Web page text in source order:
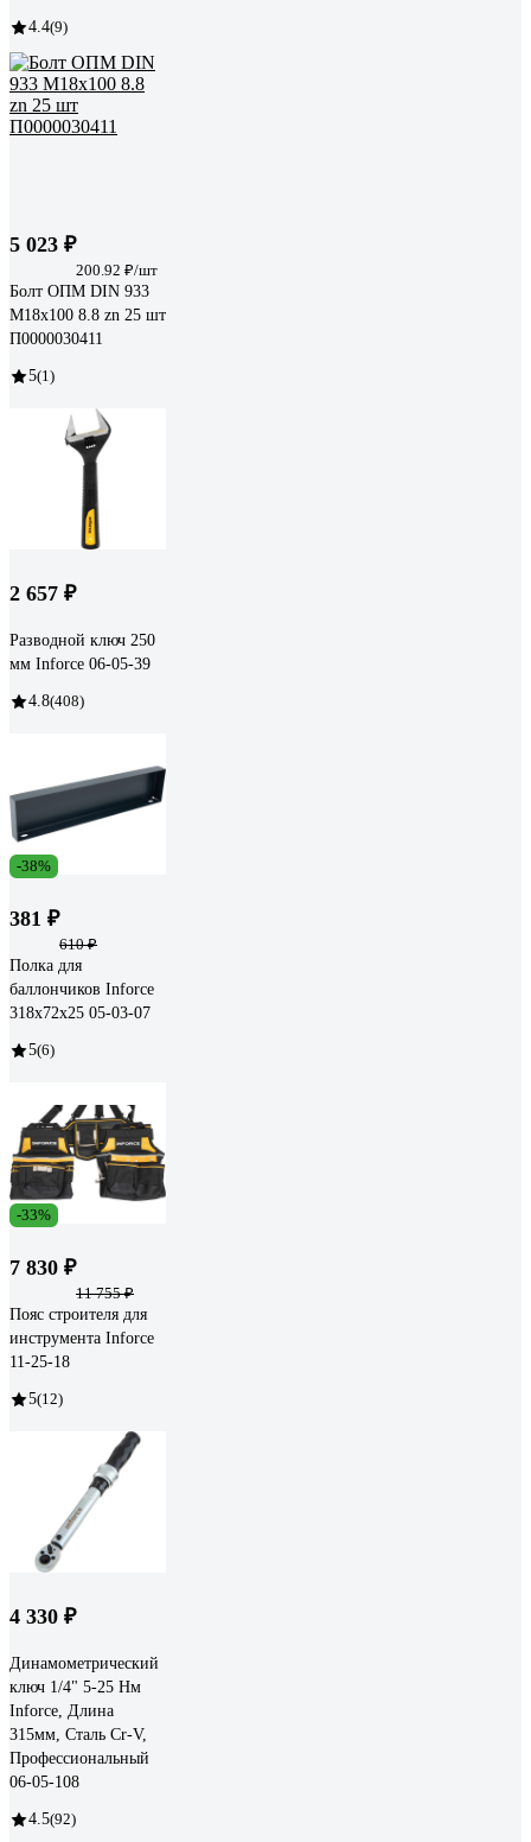
4.4(9)
5 023 ₽
200.92 ₽/шт
Болт ОПМ DIN 933
М18x100 8.8 zn 25 шт
П0000030411
5(1)
2 657 ₽
Разводной ключ 250
мм Inforce 06-05-39
4.8(408)
-38%
381 ₽
610 ₽
Полка для
баллончиков Inforce
318х72х25 05-03-07
5(6)
-33%
7 830 ₽
11 755 ₽
Пояс строителя для
инструмента Inforce
11-25-18
5(12)
4 330 ₽
Динамометрический
ключ 1/4" 5-25 Нм
Inforce, Длина
315мм, Сталь Cr-V,
Профессиональный
06-05-108
4.5(92)